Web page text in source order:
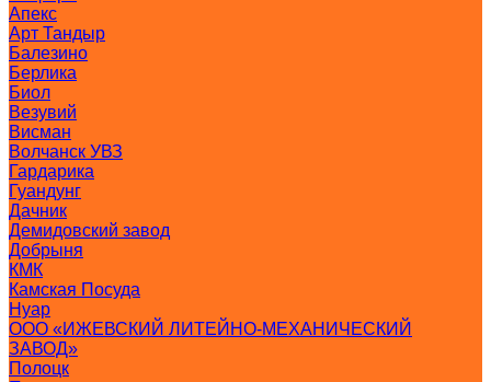
Апекс
Арт Тандыр
Балезино
Берлика
Биол
Везувий
Висман
Волчанск УВЗ
Гардарика
Гуандунг
Дачник
Демидовский завод
Добрыня
КМК
Камская Посуда
Нуар
ООО «ИЖЕВСКИЙ ЛИТЕЙНО-МЕХАНИЧЕСКИЙ
ЗАВОД»
Полоцк